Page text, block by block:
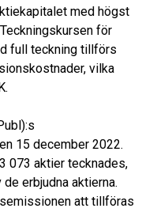
med högst
för
full teckning tillförs
vilka
15 december 2022.
073 aktier tecknades,
erbjudna aktierna.
att tillföras